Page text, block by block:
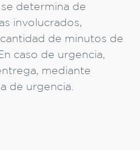
determina de
involucrados,
de minutos de
caso de urgencia,
mediante
de urgencia.